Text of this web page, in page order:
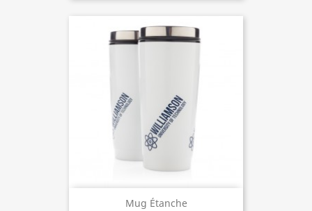
Mug Étanche